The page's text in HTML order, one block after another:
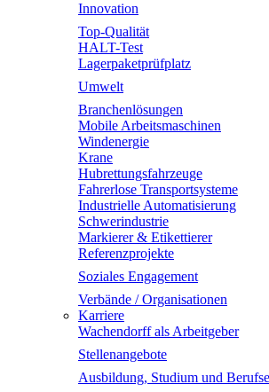
Innovation
Top-Qualität
HALT-Test
Lagerpaketprüfplatz
Umwelt
Branchenlösungen
Mobile Arbeitsmaschinen
Windenergie
Krane
Hubrettungsfahrzeuge
Fahrerlose Transportsysteme
Industrielle Automatisierung
Schwerindustrie
Markierer & Etikettierer
Referenzprojekte
Soziales Engagement
Verbände / Organisationen
Karriere
Wachendorff als Arbeitgeber
Stellenangebote
Ausbildung, Studium und